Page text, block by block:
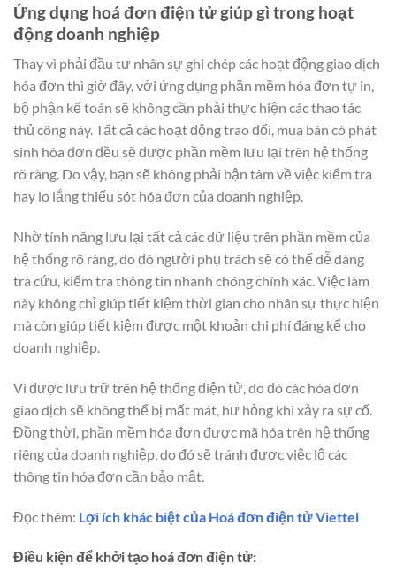
Ứng dụng hoá đơn điện tử giúp gì trong hoạt
động doanh nghiệp
Thay vì phải đầu tư nhân sự ghi chép các hoạt động giao dịch
hóa đơn thì giờ đây, với ứng dụng phần mềm hóa đơn tự in,
bộ phận kế toán sẽ không cần phải thực hiện các thao tác
thủ công này. Tất cả các hoạt động trao đổi, mua bán có phát
sinh hóa đơn đều sẽ được phần mềm lưu lại trên hệ thống
rõ ràng. Do vậy, bạn sẽ không phải bận tâm về việc kiểm tra
hay lo lắng thiếu sót hóa đơn của doanh nghiệp.
Nhờ tính năng lưu lại tất cả các dữ liệu trên phần mềm của
hệ thống rõ ràng, do đó người phụ trách sẽ có thể dễ dàng
tra cứu, kiểm tra thông tin nhanh chóng chính xác. Việc làm
này không chỉ giúp tiết kiệm thời gian cho nhân sự thực hiện
mà còn giúp tiết kiệm được một khoản chi phí đáng kể cho
doanh nghiệp.
Vì được lưu trữ trên hệ thống điện tử, do đó các hóa đơn
giao dịch sẽ không thể bị mất mát, hư hỏng khi xảy ra sự cố.
Đồng thời, phần mềm hóa đơn được mã hóa trên hệ thống
riêng của doanh nghiệp, do đó sẽ tránh được việc lộ các
thông tin hóa đơn cần bảo mật.
Đọc thêm: Lợi ích khác biệt của Hoá đơn điện tử Viettel
Điều kiện để khởi tạo hoá đơn điện tử: